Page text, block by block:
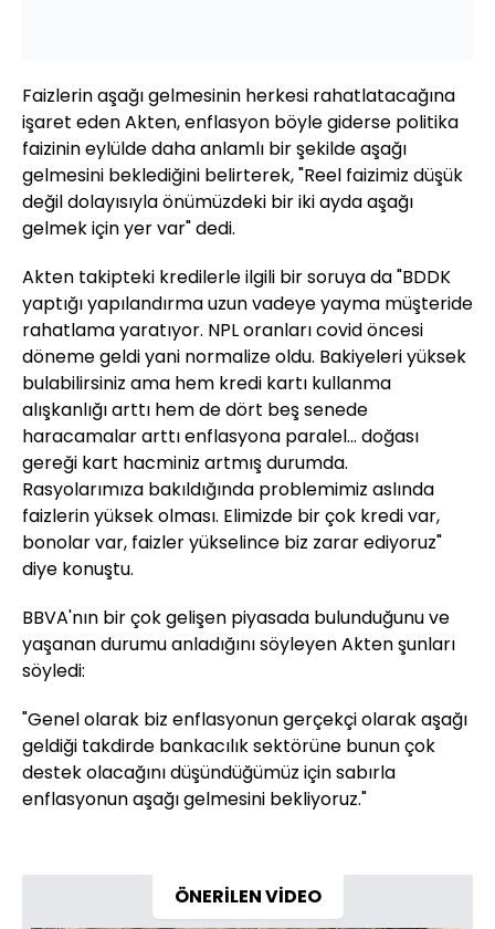
Faizlerin aşağı gelmesinin herkesi rahatlatacağına
işaret eden Akten, enflasyon böyle giderse politika
faizinin eylülde daha anlamlı bir şekilde aşağı
gelmesini beklediğini belirterek, "Reel faizimiz düşük
değil dolayısıyla önümüzdeki bir iki ayda aşağı
gelmek için yer var" dedi.
Akten takipteki kredilerle ilgili bir soruya da "BDDK
yaptığı yapılandırma uzun vadeye yayma müşteride
rahatlama yaratıyor. NPL oranları covid öncesi
döneme geldi yani normalize oldu. Bakiyeleri yüksek
bulabilirsiniz ama hem kredi kartı kullanma
alışkanlığı arttı hem de dört beş senede
haracamalar arttı enflasyona paralel... doğası
gereği kart hacminiz artmış durumda.
Rasyolarımıza bakıldığında problemimiz aslında
faizlerin yüksek olması. Elimizde bir çok kredi var,
bonolar var, faizler yükselince biz zarar ediyoruz"
diye konuştu.
BBVA'nın bir çok gelişen piyasada bulunduğunu ve
yaşanan durumu anladığını söyleyen Akten şunları
söyledi:
"Genel olarak biz enflasyonun gerçekçi olarak aşağı
geldiği takdirde bankacılık sektörüne bunun çok
destek olacağını düşündüğümüz için sabırla
enflasyonun aşağı gelmesini bekliyoruz."
ÖNERİLEN VİDEO